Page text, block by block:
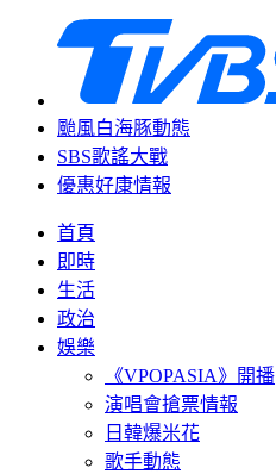
颱風白海豚動態
SBS歌謠大戰
優惠好康情報
首頁
即時
生活
政治
娛樂
《VPOPASIA》開播
演唱會搶票情報
日韓爆米花
歌手動態